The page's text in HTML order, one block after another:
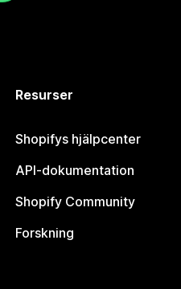
Resurser
Shopifys hjälpcenter
API-dokumentation
Shopify Community
Forskning